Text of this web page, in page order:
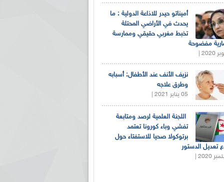
أميناتو حيدر للاذاعة الدولية : ما
يحدث في الأراضي المحتلة
تخبط مغربي حقيقي وممارسة
مفضوحة
نزيف الأنف عند الأطفال: أسبابه
وطرق علاجه
05 يناير 2021 |
اللجنة العلمية لرصد ومتابعة
تفشي وباء كورونا تعتمد
برتوكولا صحيا للاستفتاء حول
تعديل الدستور